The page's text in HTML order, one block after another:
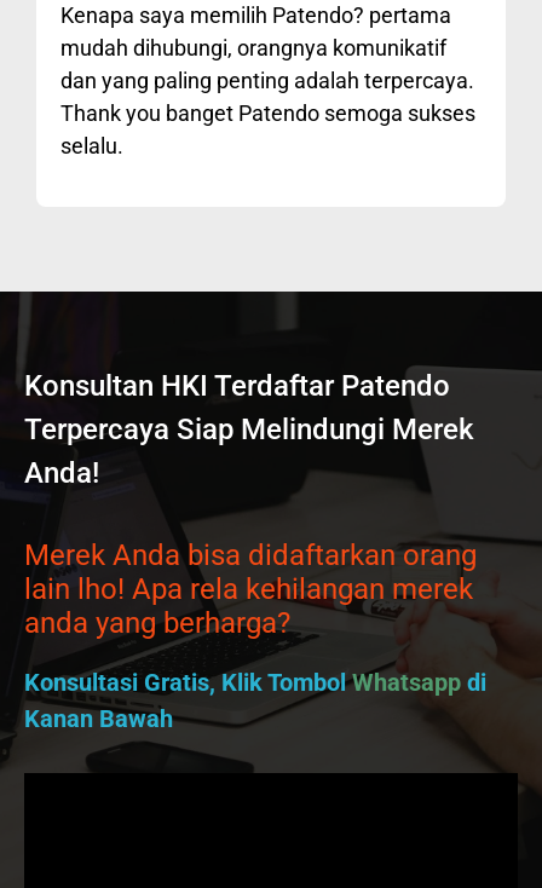
Kenapa saya memilih Patendo? pertama
mudah dihubungi, orangnya komunikatif
dan yang paling penting adalah terpercaya.
Thank you banget Patendo semoga sukses
selalu.
Konsultan HKI Terdaftar Patendo
Terpercaya Siap Melindungi Merek
Anda!
Merek Anda bisa didaftarkan orang
lain lho! Apa rela kehilangan merek
anda yang berharga?
Konsultasi Gratis, Klik TombolWhatsapp di
Kanan Bawah